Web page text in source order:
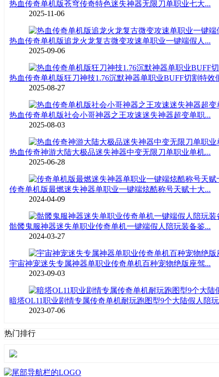
热血传奇单机版苍穹传奇特色迷失神器无限刀单职业七大...
2025-11-06
热血传奇单机版追龙火龙复古微变攻速单职业一键端假人...
2025-09-06
热血传奇单机版狂刀神技1.76沉默神器单职业BUFF切割特效
2025-08-27
热血传奇单机版社会小哥神器之王攻速迷失神器超变单职...
2025-08-03
热血传奇神游大陆大极品迷失神器中变无限刀单职业单机...
2025-06-28
传奇单机版最燃迷失神器单职业一键端炫酷称号天赋十大...
2024-04-09
骷髅鬼服神器迷失单职业传奇单机一键端假人陪玩装备鉴...
2024-03-27
宇宙神宠迷失专属神器单职业传奇单机百种宠物绝版座驾...
2023-09-03
暗塔OL11职业剧情专属传奇单机耐玩跑图型9个大陆假人陪
2023-07-06
热门排行